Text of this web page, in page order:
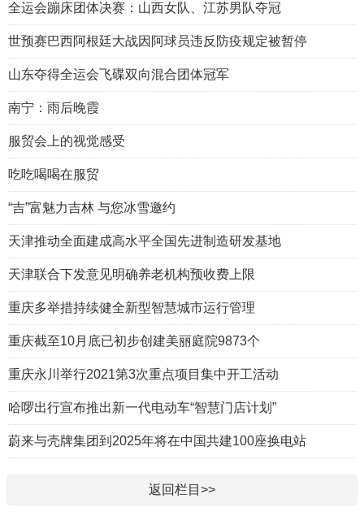
全运会蹦床团体决赛：山西女队、江苏男队夺冠
世预赛巴西阿根廷大战因阿球员违反防疫规定被暂停
山东夺得全运会飞碟双向混合团体冠军
南宁：雨后晚霞
服贸会上的视觉感受
吃吃喝喝在服贸
“吉”富魅力吉林 与您冰雪邀约
天津推动全面建成高水平全国先进制造研发基地
天津联合下发意见明确养老机构预收费上限
重庆多举措持续健全新型智慧城市运行管理
重庆截至10月底已初步创建美丽庭院9873个
重庆永川举行2021第3次重点项目集中开工活动
哈啰出行宣布推出新一代电动车“智慧门店计划”
蔚来与壳牌集团到2025年将在中国共建100座换电站
返回栏目>>